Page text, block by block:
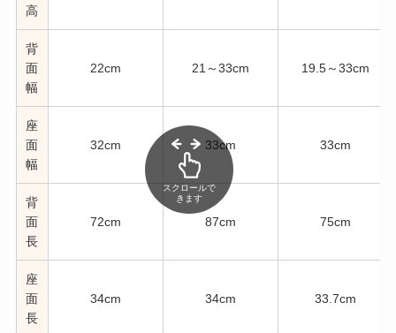
高
背
面
幅
22cm 21～33cm 19.5～33cm
座
面
幅
32cm 33cm 33cm
背
面
長
72cm 87cm 75cm
座
面
長
34cm 34cm 33.7cm
スクロールで
きます